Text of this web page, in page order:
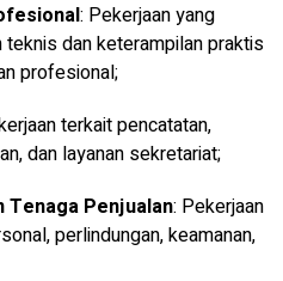
: Pekerjaan yang
dan keterampilan praktis
profesional;
terkait pencatatan,
dan layanan sekretariat;
Tenaga Penjualan: Pekerjaan
perlindungan, keamanan,